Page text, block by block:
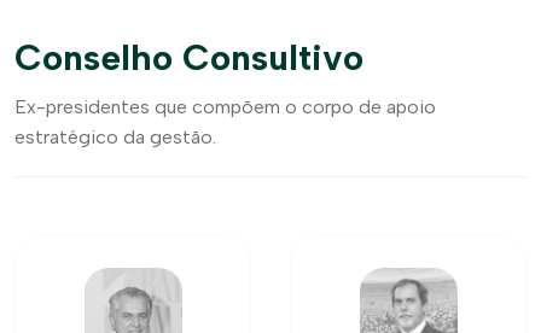
Conselho Consultivo
Ex-presidentes que compõem o corpo de apoio
estratégico da gestão.